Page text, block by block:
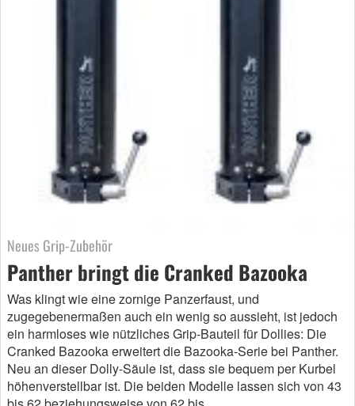
Neues Grip-Zubehör
Panther bringt die Cranked Bazooka
Was klingt wie eine zornige Panzerfaust, und
zugegebenermaßen auch ein wenig so aussieht, ist jedoch
ein harmloses wie nützliches Grip-Bauteil für Dollies: Die
Cranked Bazooka erweitert die Bazooka-Serie bei Panther.
Neu an dieser Dolly-Säule ist, dass sie bequem per Kurbel
höhenverstellbar ist. Die beiden Modelle lassen sich von 43